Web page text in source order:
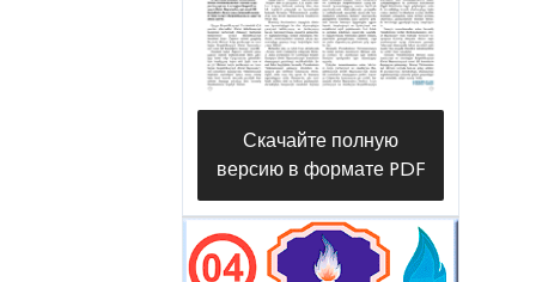
öndürilýän pes oktanly benzinleri alyp,
oktan sany 95-100-e çenli bolan
awtomobil benzininiň ýokary oktanly
komponentini öndürýär. CCR görnüşli
katalizatory üznüksiz dikeldiji katalitik
riforming desgasy nebiti gaýtadan
işleýjileriň tutanýerli zähmetiniň
netijesinde ýurdumyzdaky dürli
Скачайте полную
версию в формате PDF